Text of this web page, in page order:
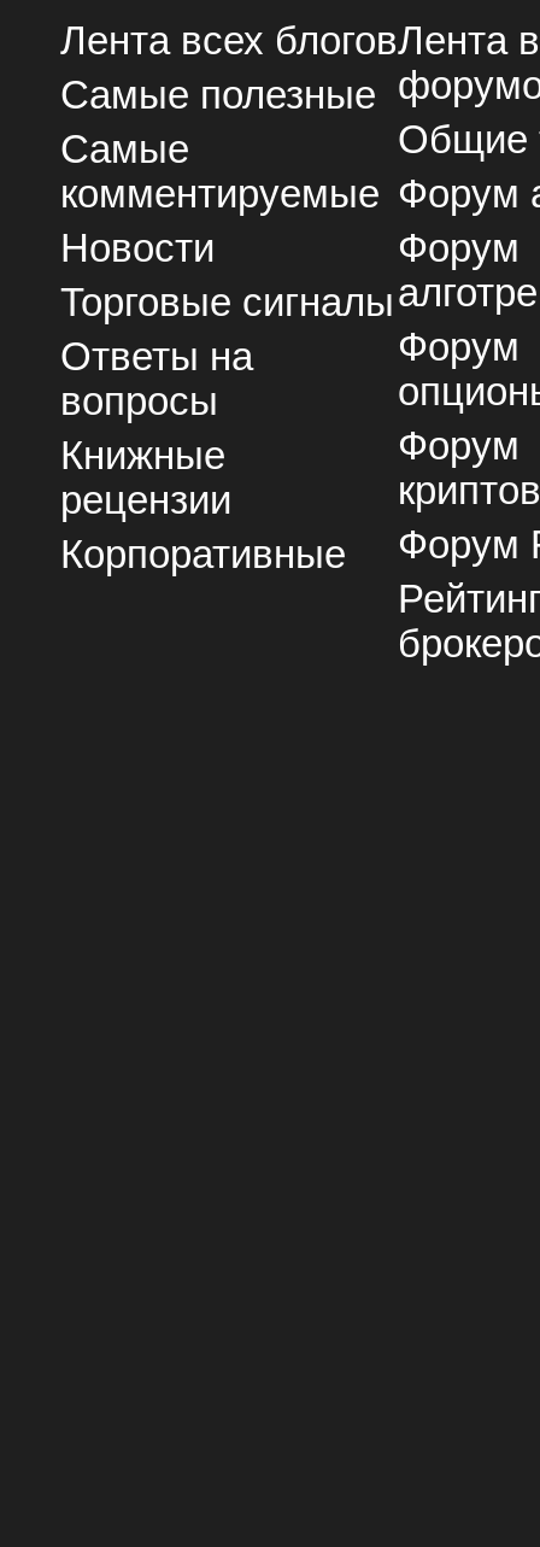
Лента всех блогов
Самые полезные
Самые
комментируемые
Новости
Торговые сигналы
Ответы на
вопросы
Книжные
рецензии
Корпоративные
Лента
Общие
Форум
Форум
Форум
Форум
Форум